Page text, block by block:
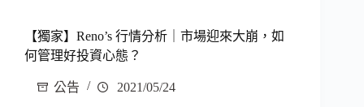
【獨家】Reno’s 行情分析｜市場迎來大崩，如
何管理好投資心態？
公告 2021/05/24